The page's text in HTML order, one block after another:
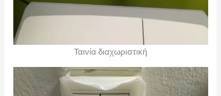
Ταινία διαχωριστική